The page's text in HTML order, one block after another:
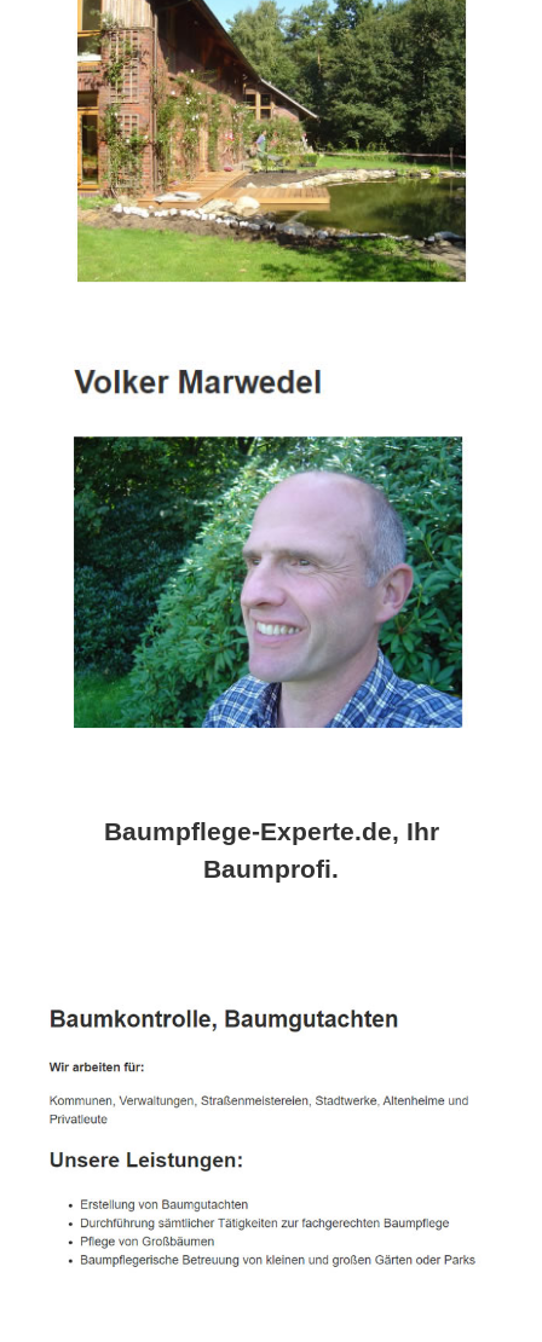
Baumpflege-Experte.de, Ihr
Baumprofi.